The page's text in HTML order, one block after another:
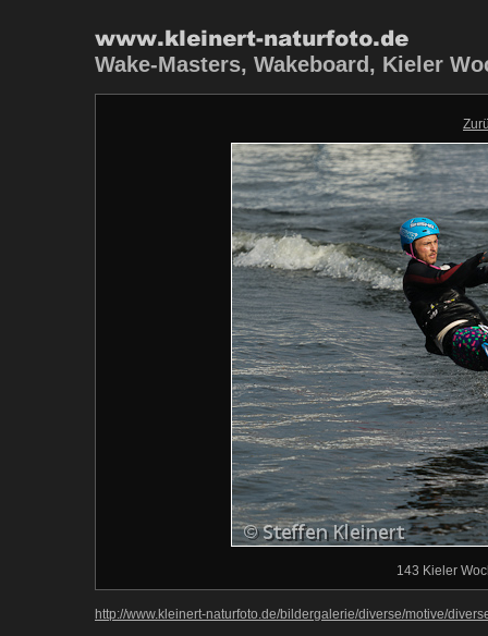
Wake-Masters, Wakeboard, Kieler
143 Kieler
http://www.kleinert-naturfoto.de/bildergalerie/diverse/motive/